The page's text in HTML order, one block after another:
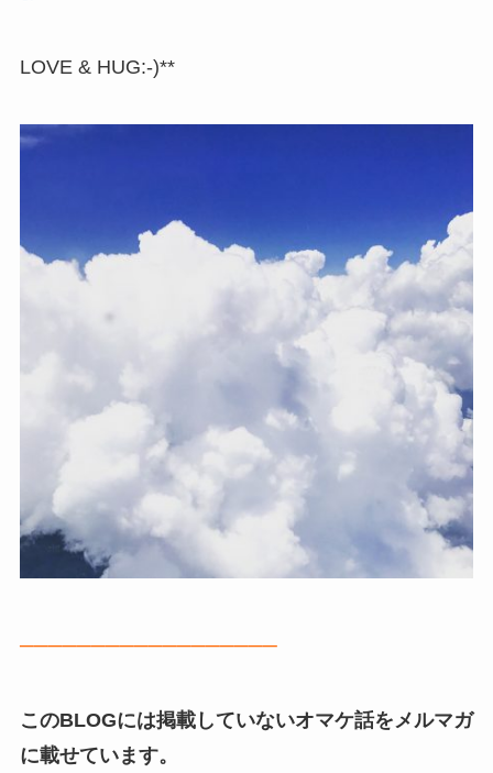
LOVE & HUG:-)**
──────────────────
このBLOGには掲載していないオマケ話をメルマガ
に載せています。